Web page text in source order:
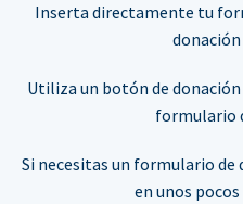
Inserta directamente tu
donación
Utiliza un botón de
formulario
Si necesitas un formulario
en unos